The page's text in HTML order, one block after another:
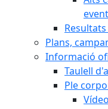
Plans,
Informació
Taulell
Ple